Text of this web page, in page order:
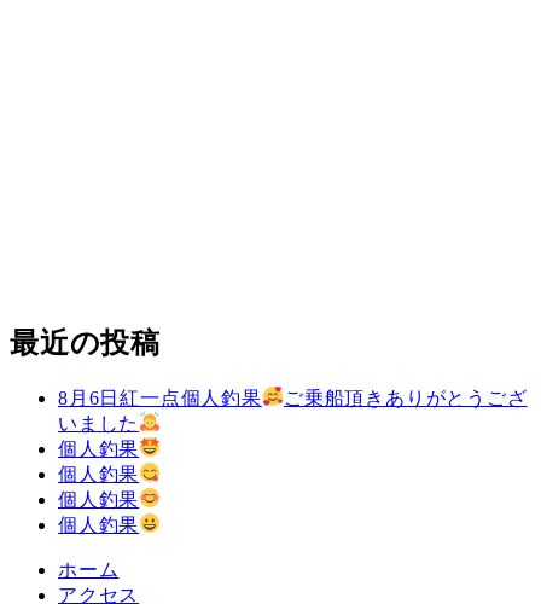
最近の投稿
8月6日紅一点個人釣果
ご乗船頂きありがとうござ
いました
個人釣果
個人釣果
個人釣果
個人釣果
ホーム
アクセス